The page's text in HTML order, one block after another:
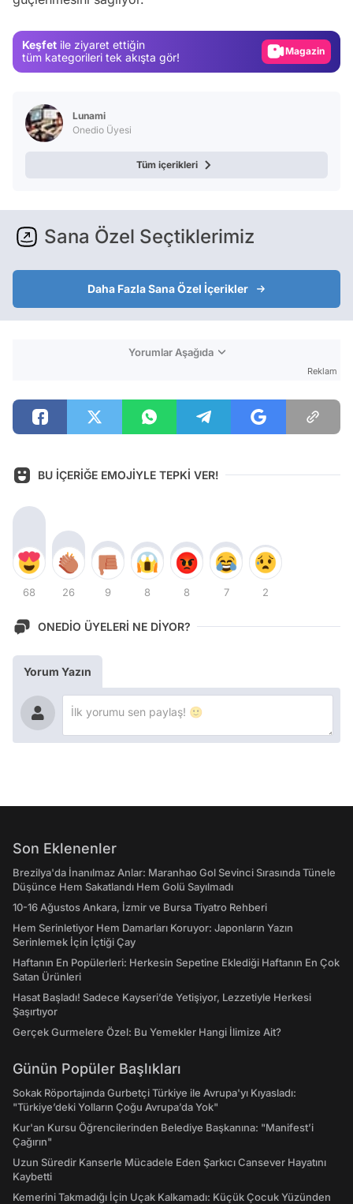
Keşfet ile ziyaret ettiğin
tüm kategorileri tek akışta gör!
Video
Lunami
Onedio Üyesi
Tüm içerikleri
Sana Özel Seçtiklerimiz
Daha Fazla Sana Özel İçerikler
Yorumlar Aşağıda
Reklam
BU İÇERİĞE EMOJİYLE TEPKİ VER!
68 26 9 8 8 7 2
ONEDİO ÜYELERİ NE DİYOR?
Yorum Yazın
Son Eklenenler
Brezilya'da İnanılmaz Anlar: Maranhao Gol Sevinci Sırasında Tünele
Düşünce Hem Sakatlandı Hem Golü Sayılmadı
10-16 Ağustos Ankara, İzmir ve Bursa Tiyatro Rehberi
Hem Serinletiyor Hem Damarları Koruyor: Japonların Yazın
Serinlemek İçin İçtiği Çay
Haftanın En Popülerleri: Herkesin Sepetine Eklediği Haftanın En Çok
Satan Ürünleri
Hasat Başladı! Sadece Kayseri’de Yetişiyor, Lezzetiyle Herkesi
Şaşırtıyor
Gerçek Gurmelere Özel: Bu Yemekler Hangi İlimize Ait?
Günün Popüler Başlıkları
Sokak Röportajında Gurbetçi Türkiye ile Avrupa'yı Kıyasladı:
"Türkiye’deki Yolların Çoğu Avrupa’da Yok"
Kur'an Kursu Öğrencilerinden Belediye Başkanına: "Manifest’i
Çağırın"
Uzun Süredir Kanserle Mücadele Eden Şarkıcı Cansever Hayatını
Kaybetti
Kemerini Takmadığı İçin Uçak Kalkamadı: Küçük Çocuk Yüzünden